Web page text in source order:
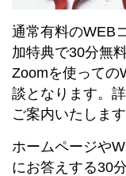
通常有料のWEB
加特典で30分無
Zoomを使っての
談となります。
ご案内いたします
ホームページや
にお答えする30